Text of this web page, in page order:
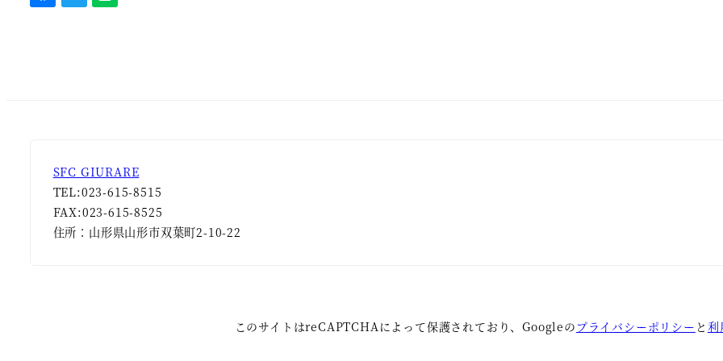
SFC GIURARE
TEL:023-615-8515
FAX:023-615-8525
住所：山形県山形市双葉町2-10-22
このサイトはreCAPTCHAによって保護されており、Googleの プライバシーポリシー と 利